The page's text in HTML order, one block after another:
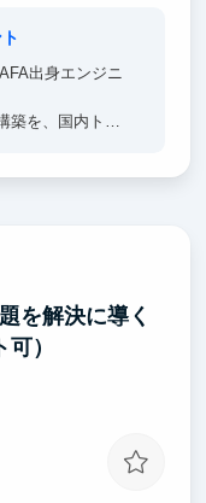
出身エンジニ
を、国内トッ
チームと共に、
を体感できま
一貫して担
イまで一気通
ジェクトを通
を解決に導く
）